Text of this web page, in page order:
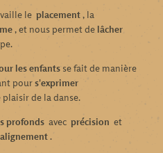
le placement, la
, et nous permet delâcher
les enfantsse fait de manière
pours'exprimer
de la danse.
profondsavec précision et
.